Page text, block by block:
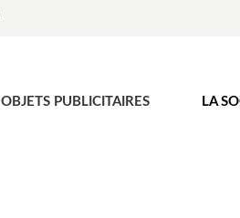
OBJETS PUBLICITAIRES LA